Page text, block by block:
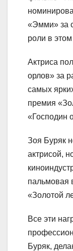
«Эмми» за
роли в
Актриса
орлов» за
самых
премия
«Господин
Зоя Буряк
актрисой,
пальмовая
«Золотой
Все эти
Буряк,